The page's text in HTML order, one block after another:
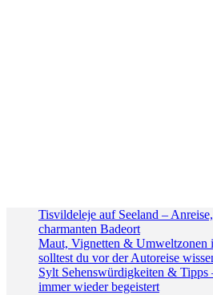
Tisvildeleje auf Seeland –
charmanten Badeort
Maut, Vignetten & Umweltzonen
solltest du vor der Autoreise
Sylt Sehenswürdigkeiten & Tipps
immer wieder begeistert